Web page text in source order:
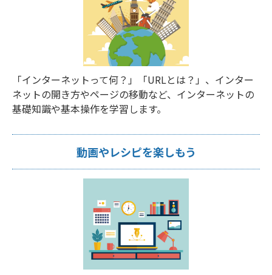
「インターネットって何？」「URLとは？」、インター
ネットの開き方やページの移動など、インターネットの
基礎知識や基本操作を学習します。
動画やレシピを楽しもう